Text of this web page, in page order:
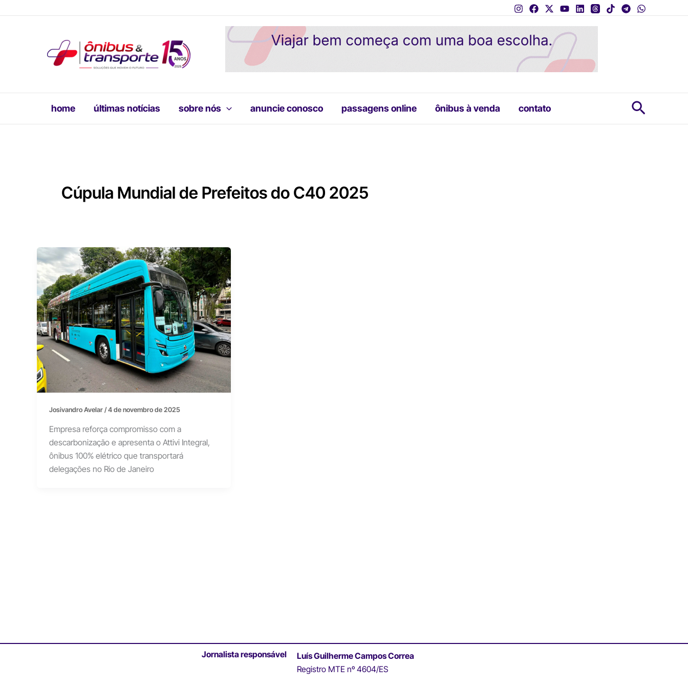
home últimas notícias sobre nós anuncie conosco passagens online ônibus à venda contato
Cúpula Mundial de Prefeitos do C40 2025
Josivandro Avelar/4 de novembro de 2025
Empresa reforça compromisso com a
descarbonização e apresenta o Attivi Integral,
ônibus 100% elétrico que transportará
delegações no Rio de Janeiro
Jornalista responsável
Luís Guilherme Campos Correa
Registro MTE nº 4604/ES